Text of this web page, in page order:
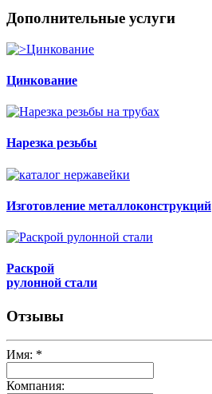
Дополнительные услуги
Цинкование
Нарезка резьбы
Изготовление металлоконструкций
Раскрой
рулонной стали
Отзывы
Имя: *
Компания: